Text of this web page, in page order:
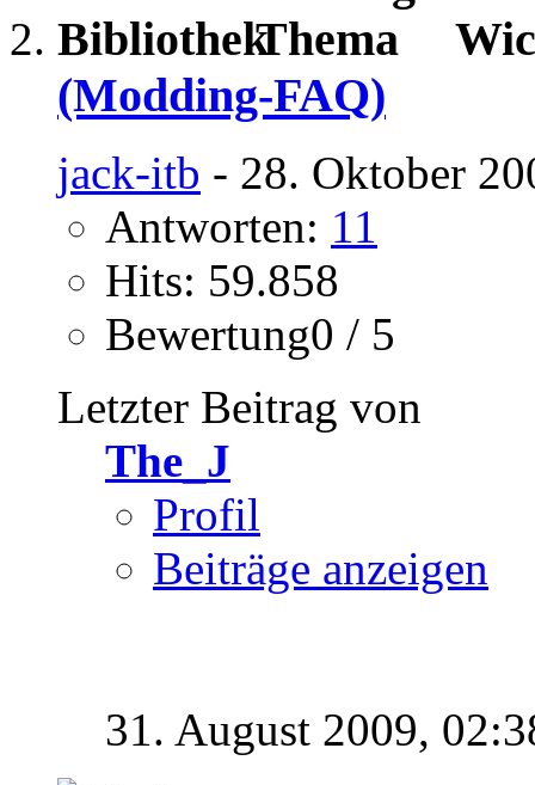
(Modding-FAQ)
jack-itb - 28. Oktober
Antworten: 11
Hits: 59.858
Bewertung0 / 5
Letzter Beitrag von
The_J
Profil
Beiträge anzeigen
31. August 2009,